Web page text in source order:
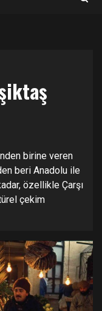
birine veren
beri Anadolu ile
özellikle Çarşı
çekim